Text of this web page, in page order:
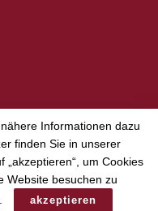
Informationen dazu
finden Sie in unserer
„akzeptieren“, um Cookies
Website besuchen zu
akzeptieren